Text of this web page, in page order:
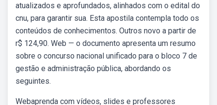
atualizados e aprofundados, alinhados com o edital do
cnu, para garantir sua. Esta apostila contempla todo os
conteúdos de conhecimentos. Outros novo a partir de
r$ 124,90. Web — o documento apresenta um resumo
sobre o concurso nacional unificado para o bloco 7 de
gestão e administração pública, abordando os
seguintes.
Webaprenda com vídeos, slides e professores